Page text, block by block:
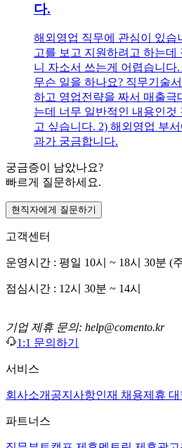
다.
해외영업 직무에 관심이 있습
고를 보고 지원하려고 하는데
니 자소서 쓰는게 어렵습니다
무슨 일을 하나요? 직무기술
하고 영업전략을 짜서 매출극
는데 너무 일반적인 내용인것
고 싶습니다. 2) 해외영업 부
과가 궁금합니다.
궁금증이 남았나요?
빠르게 질문하세요.
현직자에게 질문하기
고객센터
운영시간 : 평일 10시 ~ 18시 30분 (
점심시간 : 12시 30분 ~ 14시
기업 제휴 문의: help@comento.kr
1:1 문의하기
서비스
회사소개 공지사항인재 채용제휴
파트너스